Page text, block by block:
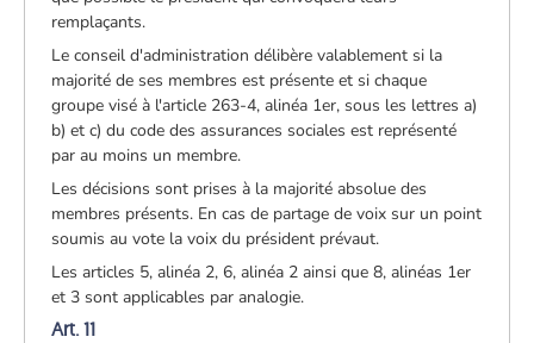
remplaçants.
Le conseil d'administration délibère valablement si la
majorité de ses membres est présente et si chaque
groupe visé à l'article 263-4, alinéa 1er, sous les lettres a)
b) et c) du code des assurances sociales est représenté
par au moins un membre.
Les décisions sont prises à la majorité absolue des
membres présents. En cas de partage de voix sur un point
soumis au vote la voix du président prévaut.
Les articles 5, alinéa 2, 6, alinéa 2 ainsi que 8, alinéas 1er
et 3 sont applicables par analogie.
Art. 11